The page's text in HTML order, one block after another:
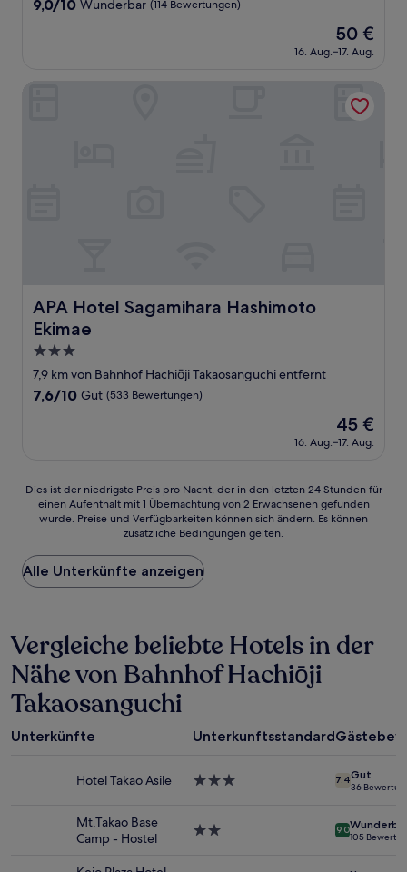
Bewertungen)
9,0/10 Wunderbar (114 Bewertungen)
Der
Preis
beträgt
50 €
16. Aug.–17. Aug.
APA Hotel Sagamihara Hashimoto
Ekimae
APA Hotel Sagamihara Hashimoto Ekimae
3.0-
Sterne-
Unterkunft
7,9 km von Bahnhof Hachiōji Takaosanguchi entfernt
7.6
7,6/10 Gut (533 Bewertungen)
Der
Preis
beträgt
45 €
16. Aug.–17. Aug.
Dies
der
Preis
pro
Nacht,
den
letzten
24 Stunden
für
einen
mit
2 Erwachsenen
Verfügbarkeiten
Dies ist der niedrigste Preis pro Nacht, der in den letzten 24 Stunden für
einen Aufenthalt mit 1 Übernachtung von 2 Erwachsenen gefunden
wurde. Preise und Verfügbarkeiten können sich ändern. Es können
zusätzliche Bedingungen gelten.
Alle Unterkünfte anzeigen
Vergleiche beliebte Hotels in der
Nähe von Bahnhof Hachiōji
Takaosanguchi
Unterkünfte Unterkunftsstandard
Hotel Takao Asile
3.0-
7.4Gut
36
Mt.Takao Base
Camp - Hostel
2.0-
9.0
105